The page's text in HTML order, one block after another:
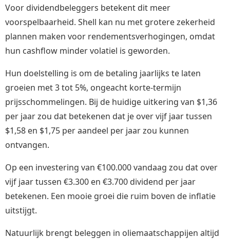
Voor dividendbeleggers betekent dit meer
voorspelbaarheid. Shell kan nu met grotere zekerheid
plannen maken voor rendementsverhogingen, omdat
hun cashflow minder volatiel is geworden.
Hun doelstelling is om de betaling jaarlijks te laten
groeien met 3 tot 5%, ongeacht korte-termijn
prijsschommelingen. Bij de huidige uitkering van $1,36
per jaar zou dat betekenen dat je over vijf jaar tussen
$1,58 en $1,75 per aandeel per jaar zou kunnen
ontvangen.
Op een investering van €100.000 vandaag zou dat over
vijf jaar tussen €3.300 en €3.700 dividend per jaar
betekenen. Een mooie groei die ruim boven de inflatie
uitstijgt.
Natuurlijk brengt beleggen in oliemaatschappijen altijd